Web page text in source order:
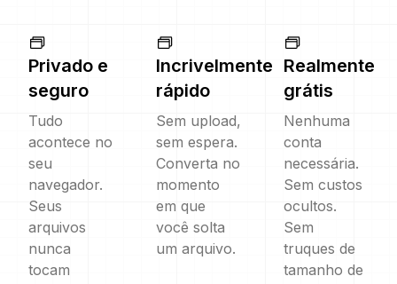
Privado e
seguro
Tudo
acontece no
seu
navegador.
Seus
arquivos
nunca
tocam
Incrivelmente
rápido
Sem upload,
sem espera.
Converta no
momento
em que
você solta
um arquivo.
Realmente
grátis
Nenhuma
conta
necessária.
Sem custos
ocultos.
Sem
truques de
tamanho de